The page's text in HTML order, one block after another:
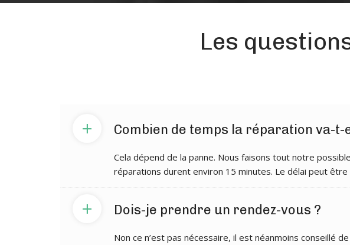
Les
Combien de temps la réparation va-
+
Cela dépend de la panne. Nous faisons tout notre
réparations durent environ 15 minutes. Le délai peut
Dois-je prendre un rendez-vous ?
+
Non ce n’est pas nécessaire, il est néanmoins conseillé